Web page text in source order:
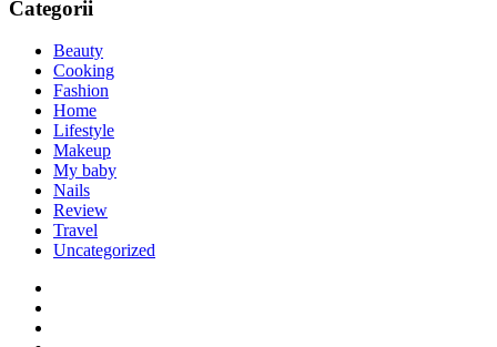
Categorii
Beauty
Cooking
Fashion
Home
Lifestyle
Makeup
My baby
Nails
Review
Travel
Uncategorized